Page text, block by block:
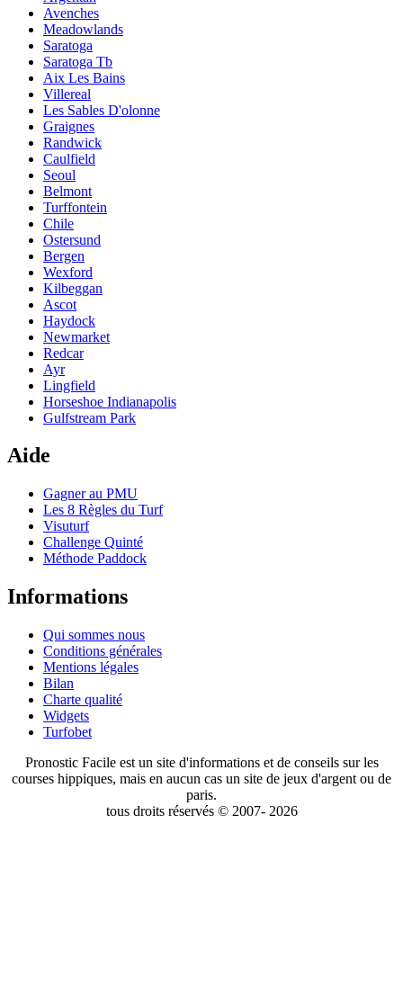
Avenches
Meadowlands
Saratoga
Saratoga Tb
Aix Les Bains
Villereal
Les Sables D'olonne
Graignes
Randwick
Caulfield
Seoul
Belmont
Turffontein
Chile
Ostersund
Bergen
Wexford
Kilbeggan
Ascot
Haydock
Newmarket
Redcar
Ayr
Lingfield
Horseshoe Indianapolis
Gulfstream Park
Aide
Gagner au PMU
Les 8 Règles du Turf
Visuturf
Challenge Quinté
Méthode Paddock
Informations
Qui sommes nous
Conditions générales
Mentions légales
Bilan
Charte qualité
Widgets
Turfobet
Pronostic Facile est un site d'informations et de conseils sur les
courses hippiques, mais en aucun cas un site de jeux d'argent ou de
paris.
tous droits réservés © 2007- 2026